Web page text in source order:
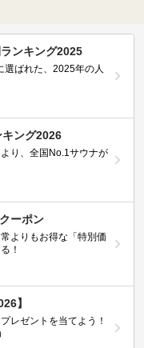
ンキング2025
選ばれた、2025年の人
ング2026
り、全国No.1サウナが
ーポン
よりもお得な「特別価
！
】
レゼントを当てよう！